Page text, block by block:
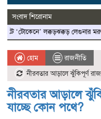
সংবাদ শিরোনাম
লক্কড়ঝক্কড় লেগুনার মরণখেলা!
হোম
রাজনীতি
নীরবতার আড়ালে ঝুঁকিপূর্ণ
নীরবতার আড়ালে
যাচ্ছে কোন পথে?